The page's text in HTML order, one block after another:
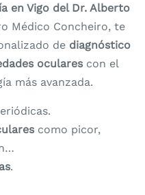
en Vigo del Dr. Alberto
Médico Concheiro, te
de diagnóstico
ocularescon el
más avanzada.
como picor,
.